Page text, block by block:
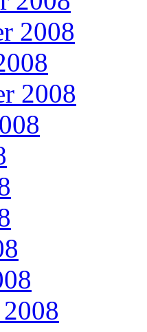
2008
2008